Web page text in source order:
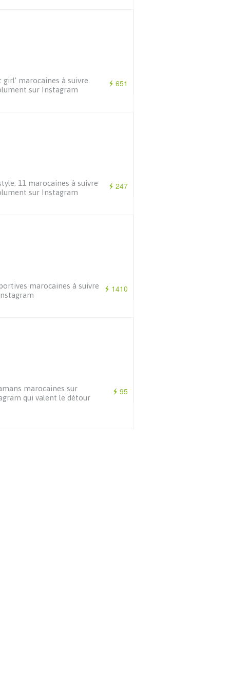
651
girl’ marocaines à suivre
sur Instagram
247
11 marocaines à suivre
sur Instagram
1410
marocaines à suivre
95
marocaines sur
qui valent le détour